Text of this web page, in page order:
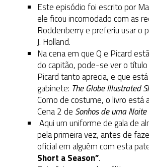
Este episódio foi escrito por
ele ficou incomodado com as
Roddenberry e preferiu usar o
J. Holland.
Na cena em que Q e Picard
do capitão, pode-se ver o
Picard tanto aprecia, e que
gabinete: The Globe Illustrated
Como de costume, o livro está
Cena 2 de Sonhos de uma
Aqui um uniforme de gala de
pela primeira vez, antes de
oficial em alguém com esta
Short a Season”.